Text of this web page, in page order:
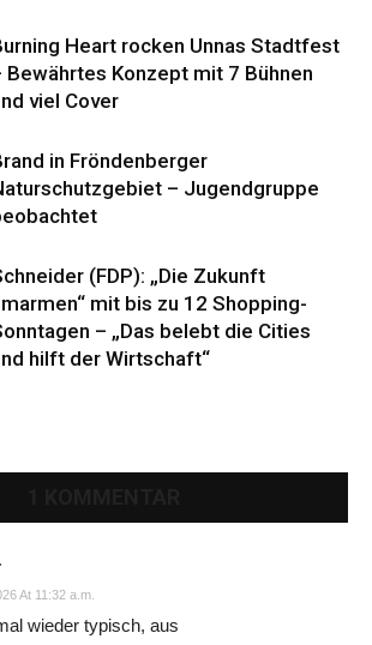
Heart rocken Unnas Stadtfest
Bewährtes Konzept mit 7 Bühnen
viel Cover
in Fröndenberger
– Jugendgruppe
(FDP): „Die Zukunft
mit bis zu 12 Shopping-
– „Das belebt die Cities
hilft der Wirtschaft“
At 11:32 a.m.
wieder typisch, aus